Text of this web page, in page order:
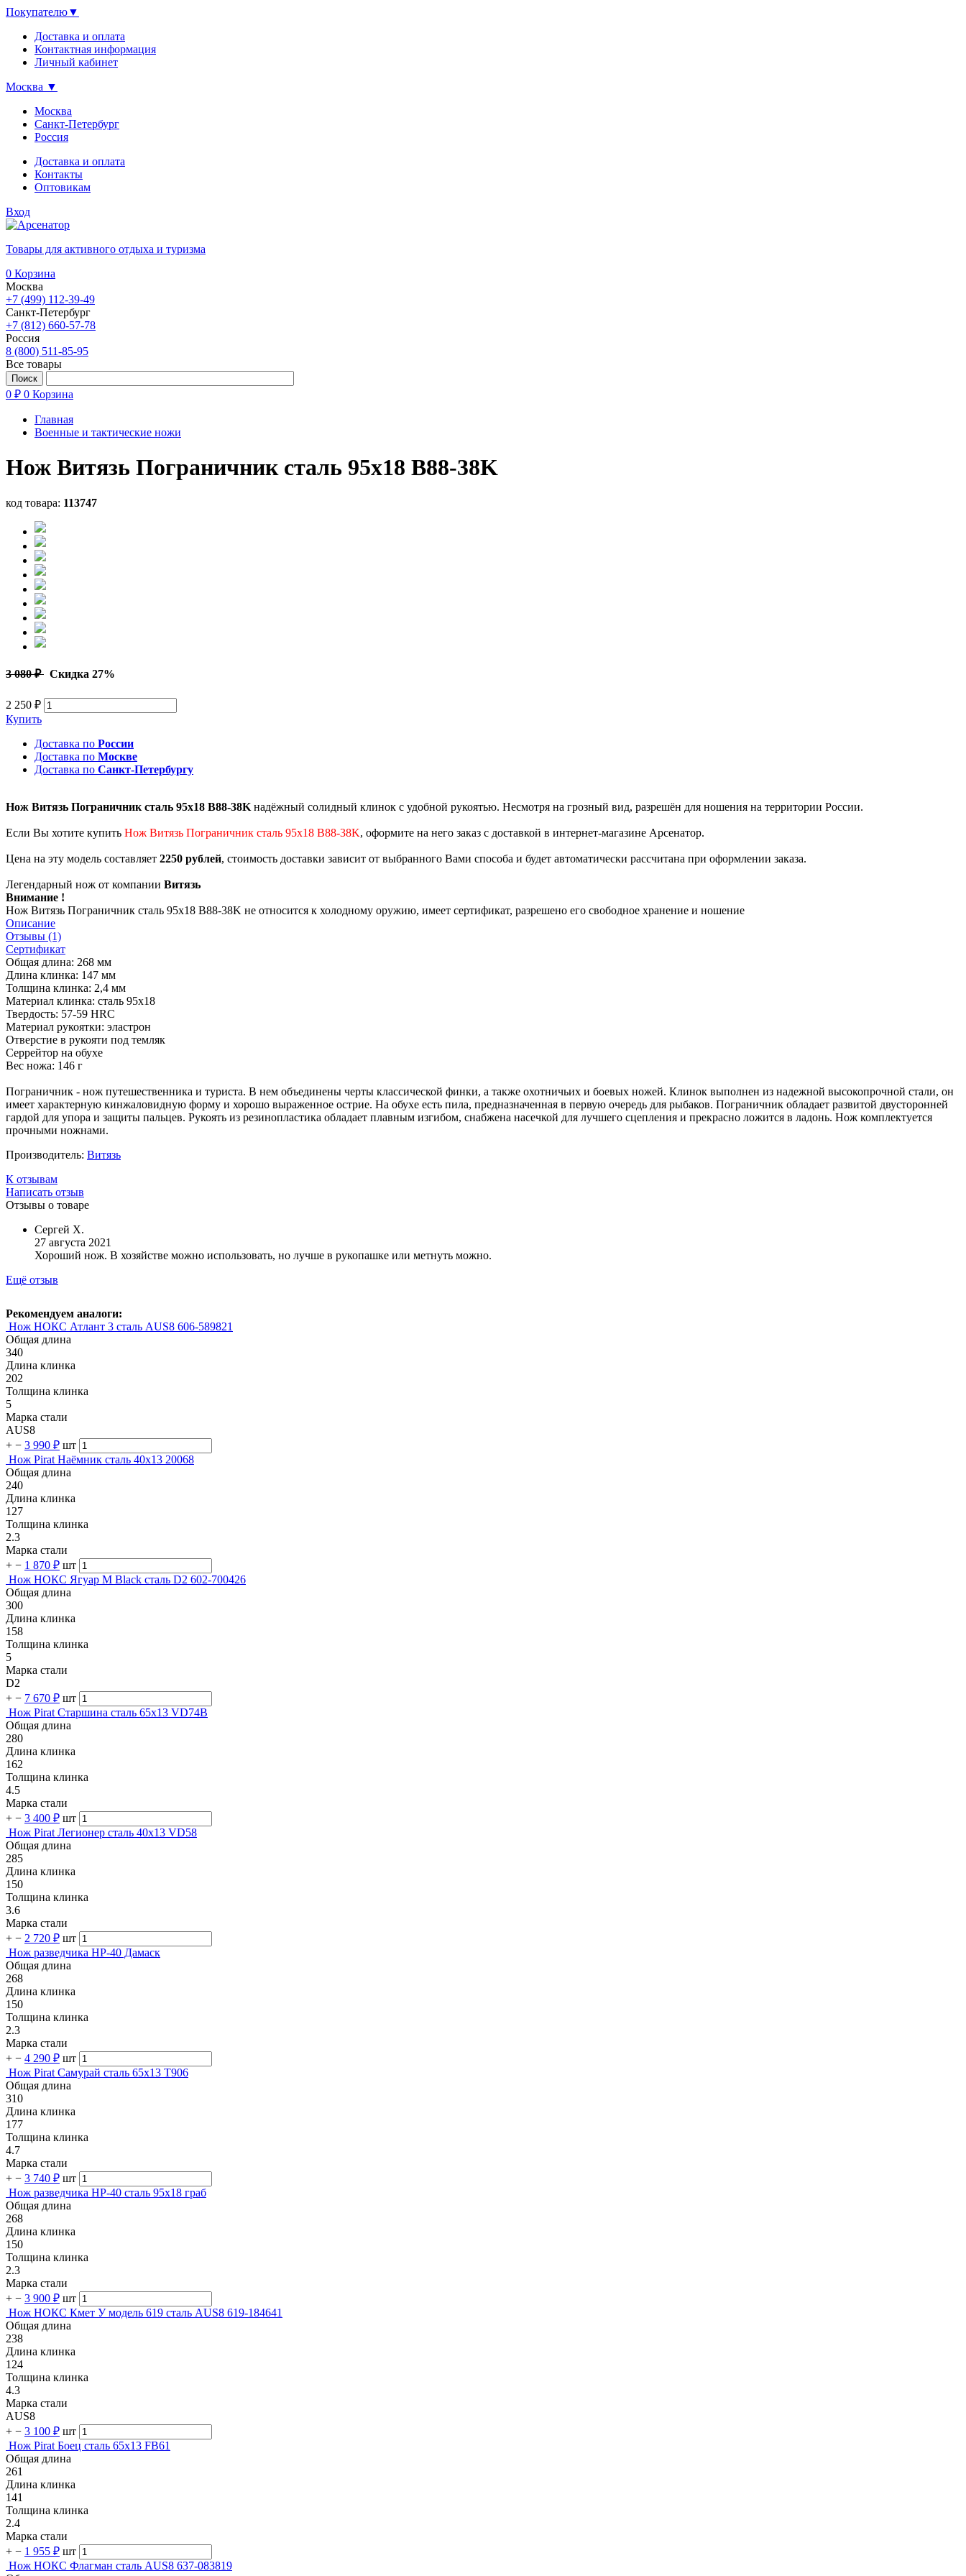
Покупателю▼
Доставка и оплата
Контактная информация
Личный кабинет
Москва ▼
Москва
Санкт-Петербург
Россия
Доставка и оплата
Контакты
Оптовикам
Вход
Товары для активного отдыха и туризма
0 Корзина
Москва
+7 (499) 112-39-49
Санкт-Петербург
+7 (812) 660-57-78
Россия
8 (800) 511-85-95
Все товары
0 ₽ 0 Корзина
Главная
Военные и тактические ножи
Нож Витязь Пограничник сталь 95х18 B88-38K
код товара: 113747
3 080 ₽ Скидка 27%
2 250 ₽
Купить
Доставка по России
Доставка по Москве
Доставка по Санкт-Петербургу
Нож Витязь Пограничник сталь 95х18 B88-38Kнадёжный солидный клинок с удобной рукоятью. Несмотря на грозный вид, разрешён для ношения на территории России.
Если Вы хотите купить Нож Витязь Пограничник сталь 95х18 B88-38K, оформите на него заказ с доставкой в интернет-магазине Арсенатор.
Цена на эту модель составляет 2250 рублей, стоимость доставки зависит от выбранного Вами способа и будет автоматически рассчитана при оформлении заказа.
Легендарный нож от компании Витязь
Внимание !
Нож Витязь Пограничник сталь 95х18 B88-38K не относится к холодному оружию, имеет сертификат, разрешено его свободное хранение и ношение
Описание
Отзывы (1)
Сертификат
Общая длина: 268 мм
Длина клинка: 147 мм
Толщина клинка: 2,4 мм
Материал клинка: сталь 95х18
Твердость: 57-59 HRC
Материал рукоятки: эластрон
Отверстие в рукояти под темляк
Серрейтор на обухе
Вес ножа: 146 г
Пограничник - нож путешественника и туриста. В нем объединены черты классической финки, а также охотничьих и боевых ножей. Клинок выполнен из надежной высокопрочной стали, он
имеет характерную кинжаловидную форму и хорошо выраженное острие. На обухе есть пила, предназначенная в первую очередь для рыбаков. Пограничник обладает развитой двусторонней
гардой для упора и защиты пальцев. Рукоять из резинопластика обладает плавным изгибом, снабжена насечкой для лучшего сцепления и прекрасно ложится в ладонь. Нож комплектуется
прочными ножнами.
Производитель: Витязь
К отзывам
Написать отзыв
Отзывы о товаре
Сергей Х.
27 августа 2021
Хороший нож. В хозяйстве можно использовать, но лучше в рукопашке или метнуть можно.
Ещё отзыв
Рекомендуем аналоги:
Нож НОКС Атлант 3 сталь AUS8 606-589821
Общая длина
340
Длина клинка
202
Толщина клинка
5
Марка стали
AUS8
+ − 3 990 ₽ шт
Нож Pirat Наёмник сталь 40х13 20068
Общая длина
240
Длина клинка
127
Толщина клинка
2.3
Марка стали
+ − 1 870 ₽ шт
Нож НОКС Ягуар М Black сталь D2 602-700426
Общая длина
300
Длина клинка
158
Толщина клинка
5
Марка стали
D2
+ − 7 670 ₽ шт
Нож Pirat Старшина сталь 65х13 VD74B
Общая длина
280
Длина клинка
162
Толщина клинка
4.5
Марка стали
+ − 3 400 ₽ шт
Нож Pirat Легионер сталь 40х13 VD58
Общая длина
285
Длина клинка
150
Толщина клинка
3.6
Марка стали
+ − 2 720 ₽ шт
Нож разведчика НР-40 Дамаск
Общая длина
268
Длина клинка
150
Толщина клинка
2.3
Марка стали
+ − 4 290 ₽ шт
Нож Pirat Самурай сталь 65х13 T906
Общая длина
310
Длина клинка
177
Толщина клинка
4.7
Марка стали
+ − 3 740 ₽ шт
Нож разведчика НР-40 сталь 95х18 граб
Общая длина
268
Длина клинка
150
Толщина клинка
2.3
Марка стали
+ − 3 900 ₽ шт
Нож НОКС Кмет У модель 619 сталь AUS8 619-184641
Общая длина
238
Длина клинка
124
Толщина клинка
4.3
Марка стали
AUS8
+ − 3 100 ₽ шт
Нож Pirat Боец сталь 65х13 FB61
Общая длина
261
Длина клинка
141
Толщина клинка
2.4
Марка стали
+ − 1 955 ₽ шт
Нож НОКС Флагман сталь AUS8 637-083819